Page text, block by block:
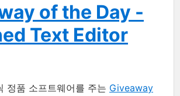
of the Day -
Text Editor
정품 소프트웨어를 주는 Giveaway